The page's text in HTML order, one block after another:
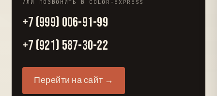
ИЛИ ПОЗВОНИТЬ В COLOR-EXPRESS
+7 (999) 006-91-99
+7 (921) 587-30-22
Перейти на сайт →